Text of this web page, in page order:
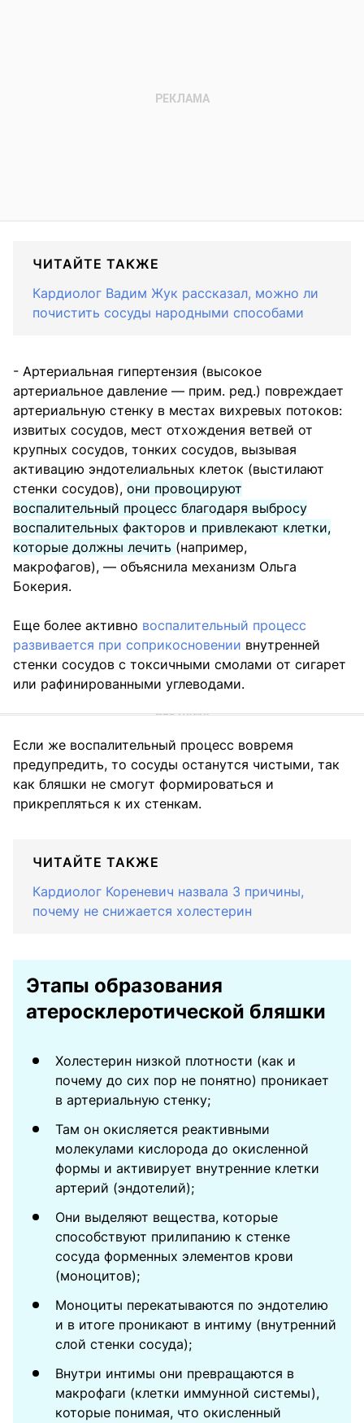
ЧИТАЙТЕ ТАКЖЕ
Кардиолог Вадим Жук рассказал, можно ли
почистить сосуды народными способами
- Артериальная гипертензия (высокое
артериальное давление — прим. ред.) повреждает
артериальную стенку в местах вихревых потоков:
извитых сосудов, мест отхождения ветвей от
крупных сосудов, тонких сосудов, вызывая
активацию эндотелиальных клеток (выстилают
стенки сосудов), они провоцируют
воспалительный процесс благодаря выбросу
воспалительных факторов и привлекают клетки,
которые должны лечить (например,
макрофагов), — объяснила механизм Ольга
Бокерия.
Еще более активно воспалительный процесс
развивается при соприкосновении внутренней
стенки сосудов с токсичными смолами от сигарет
или рафинированными углеводами.
Если же воспалительный процесс вовремя
предупредить, то сосуды останутся чистыми, так
как бляшки не смогут формироваться и
прикрепляться к их стенкам.
ЧИТАЙТЕ ТАКЖЕ
Кардиолог Кореневич назвала 3 причины,
почему не снижается холестерин
Этапы образования
атеросклеротической бляшки
Холестерин низкой плотности (как и
почему до сих пор не понятно) проникает
в артериальную стенку;
Там он окисляется реактивными
молекулами кислорода до окисленной
формы и активирует внутренние клетки
артерий (эндотелий);
Они выделяют вещества, которые
способствуют прилипанию к стенке
сосуда форменных элементов крови
(моноцитов);
Моноциты перекатываются по эндотелию
и в итоге проникают в интиму (внутренний
слой стенки сосуда);
Внутри интимы они превращаются в
макрофаги (клетки иммунной системы),
которые понимая, что окисленный